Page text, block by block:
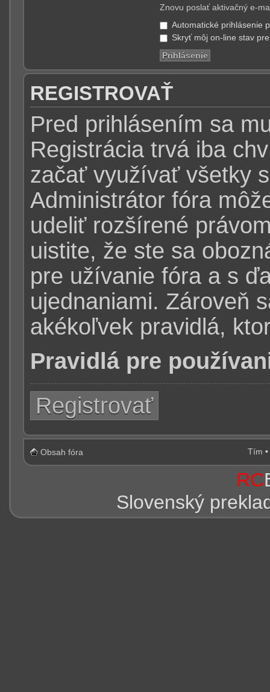
Znovu poslať aktivačný e-
Automatické prihlásenie
Skryť môj on-line stav
REGISTROVAŤ
Pred prihlásením sa
Registrácia trvá iba
začať využívať všetky
Administrátor fóra
udeliť rozšírené
uistite, že ste sa
pre užívanie fóra a s
ujednaniami. Zároveň
akékoľvek pravidlá,
Pravidlá pre
Registrovať
Obsah fóra Tím •
RC
Slovenský